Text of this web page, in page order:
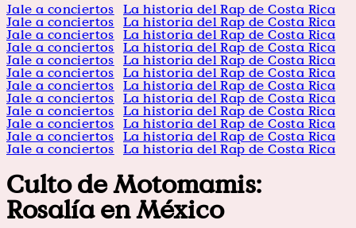
Jale a conciertos
Jale a conciertos
Jale a conciertos
Jale a conciertos
Jale a conciertos
Jale a conciertos
Jale a conciertos
Jale a conciertos
Jale a conciertos
Jale a conciertos
Jale a conciertos
Jale a conciertos
La historia del Rap de Costa Rica
La historia del Rap de Costa Rica
La historia del Rap de Costa Rica
La historia del Rap de Costa Rica
La historia del Rap de Costa Rica
La historia del Rap de Costa Rica
La historia del Rap de Costa Rica
La historia del Rap de Costa Rica
La historia del Rap de Costa Rica
La historia del Rap de Costa Rica
La historia del Rap de Costa Rica
La historia del Rap de Costa Rica
Culto de Motomamis:
Rosalía en México